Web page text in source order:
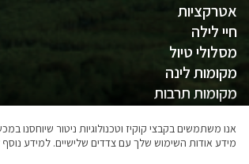
אטרקציות
חיי לילה
מסלולי טיול
מקומות לינה
מקומות תרבות
אנו משתמשים בקבצי קוקיז וטכנולוגיות ניטור
מידע אודות השימוש שלך עם צדדים שלישיים. למידע